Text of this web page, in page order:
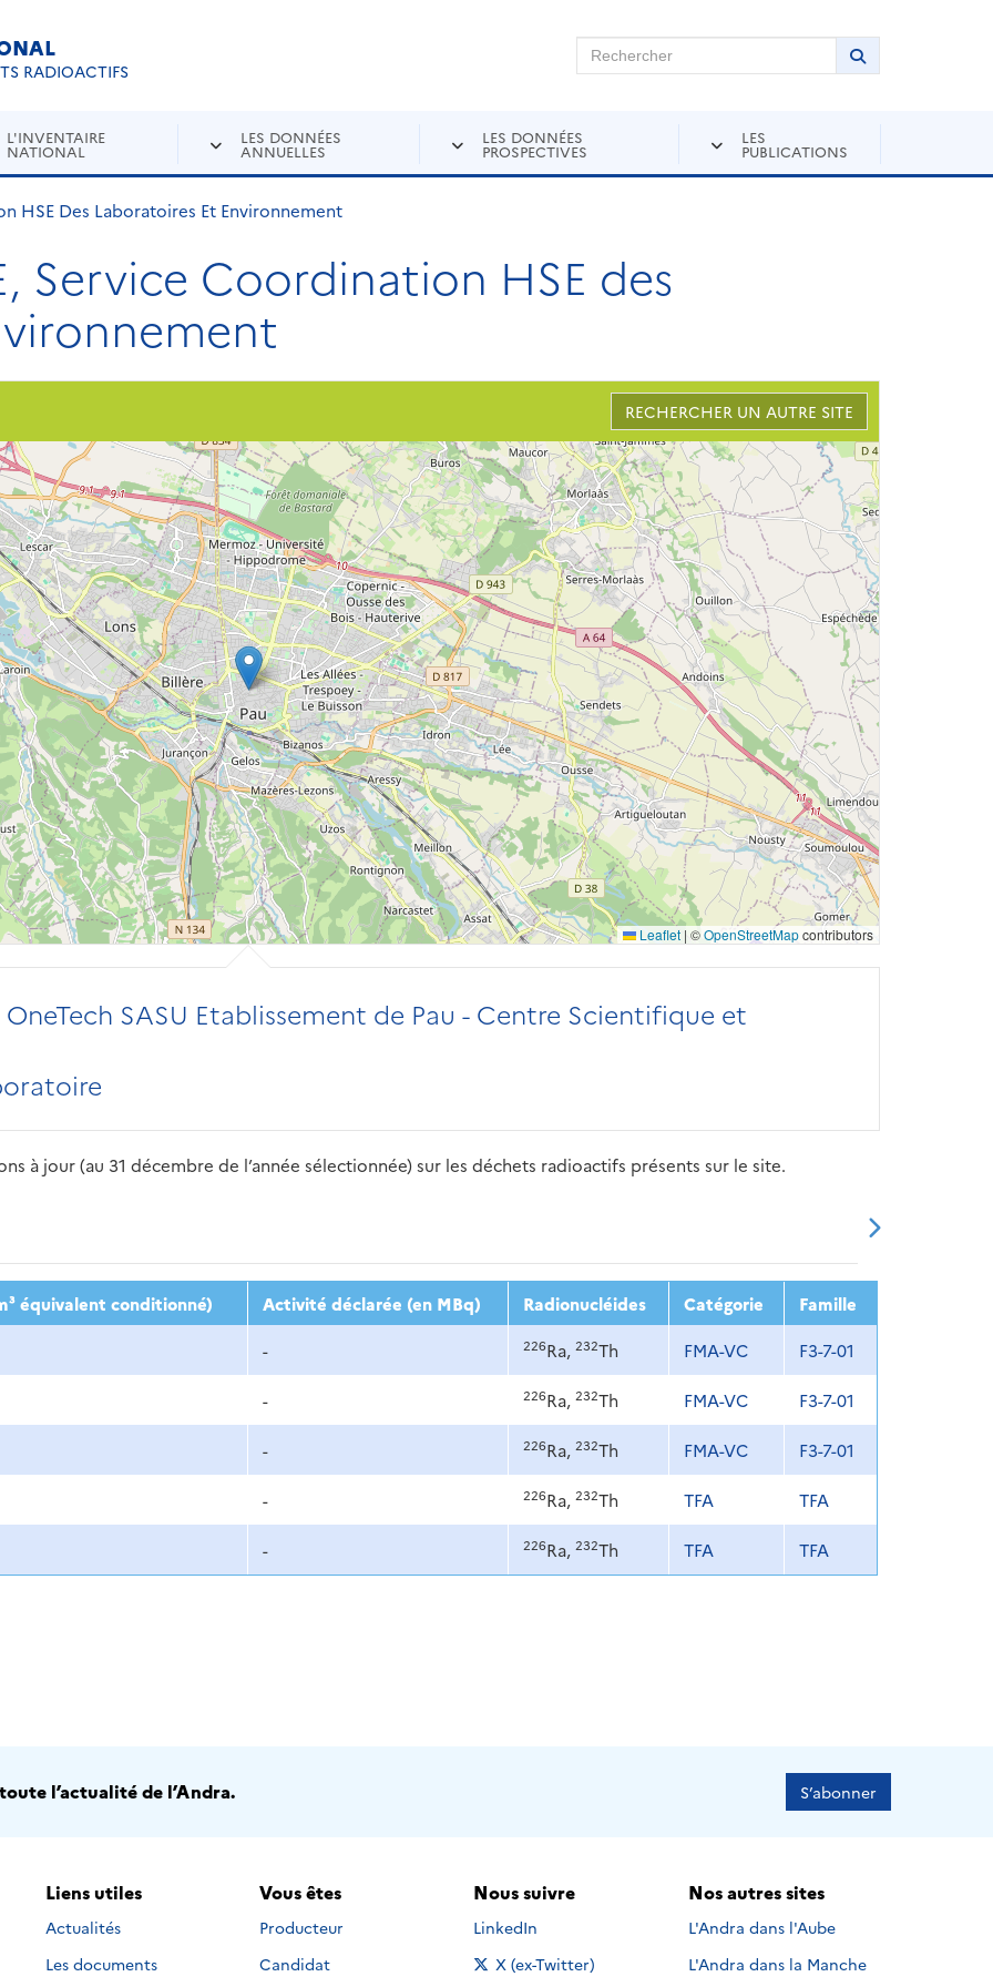
RADIOACTIFS
Rechercher sur Andra Inventaire Rechercher
Lancer la
L'INVENTAIRE
NATIONAL
LES DONNÉES
ANNUELLES
LES DONNÉES
PROSPECTIVES
LES
PUBLICATIONS
HSE Des Laboratoires Et Environnement
Service Coordination HSE des
RECHERCHER UN AUTRE SITE
Leaflet | ©OpenStreetMapcontributors
SASU Etablissement de Pau - Centre Scientifique et
à jour (au 31 décembre de l’année sélectionnée) sur les déchets radioactifs présents sur le site.
2017 2018 2019 2020 2021 2022 2023
équivalent conditionné) Activité déclarée (en MBq) Radionucléides Catégorie
Famille
-
226Ra, 232Th FMA-VC F3-7-01
- 226Ra, 232Th FMA-VC F3-7-01
- 226Ra, 232Th FMA-VC F3-7-01
- 226Ra, 232Th TFA TFA
- 226Ra, 232Th TFA TFA
l’actualité de l’Andra. S’abonner
Liens utiles
Actualités
Les documents
Vous êtes
Producteur
Candidat
Nous suivre
Nous suivre sur
LinkedIn
Nous suivre sur
X (ex-Twitter)
Nos autres sites
L'Andra dans l'Aube
L'Andra dans la Manche